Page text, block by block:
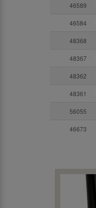
46589
46584
48368
48367
48362
48361
56055
46673